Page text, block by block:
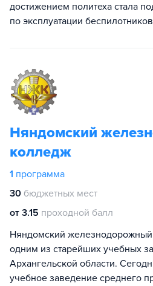
достижением политеха стала
по эксплуатации
Няндомский
колледж
1 программа
30 бюджетных мест
от 3.15 проходной балл
Няндомский
одним из старейших учебных
Архангельской области.
учебное заведение среднего